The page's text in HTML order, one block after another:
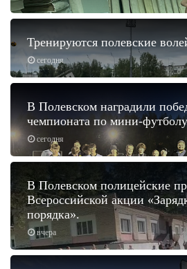
сегодня
Тренируются полевские
сегодня
В Полевском наградили
чемпионата по мини-футболу
вчера
В Полевском полицейские
Всероссийской акции
порядка».